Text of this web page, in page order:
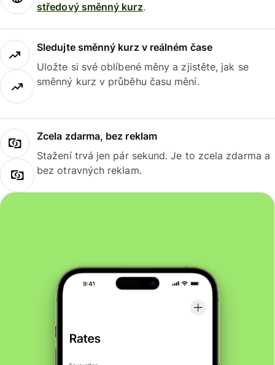
středový směnný kurz.
Sledujte směnný kurz v reálném čase
Uložte si své oblíbené měny a zjistěte, jak se
směnný kurz v průběhu času mění.
Zcela zdarma, bez reklam
Stažení trvá jen pár sekund. Je to zcela zdarma a
bez otravných reklam.